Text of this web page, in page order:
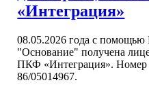
«Интеграция»
08.05.2026 года с
"Основание" получена
ПКФ «Интеграция». Номер
86/05014967.